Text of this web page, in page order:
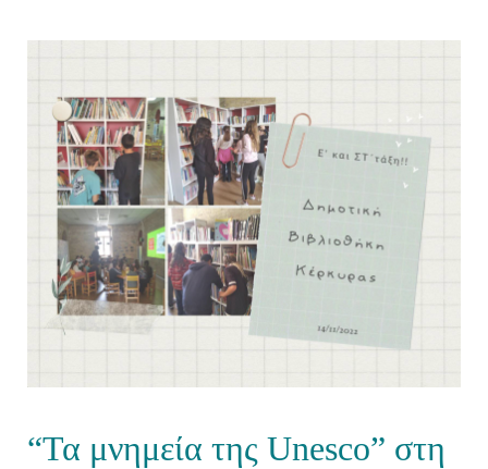
“Τα μνημεία της Unesco” στη